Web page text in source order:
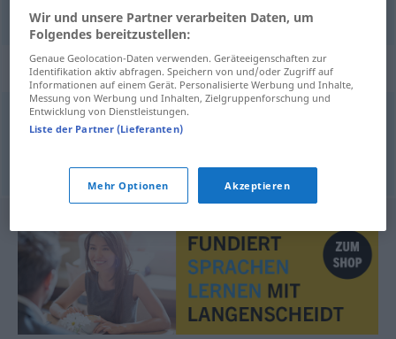
Synonyme für "lernen"
(sich) aneignen,studieren
© OpenThesaurus.de
Wir und unsere Partner verarbeiten Daten, um
Folgendes bereitzustellen:
Genaue Geolocation-Daten verwenden. Geräteeigenschaften zur
Identifikation aktiv abfragen. Speichern von und/oder Zugriff auf
Informationen auf einem Gerät. Personalisierte Werbung und Inhalte,
Messung von Werbung und Inhalten, Zielgruppenforschung und
Entwicklung von Dienstleistungen.
Liste der Partner (Lieferanten)
Mehr Optionen Akzeptieren